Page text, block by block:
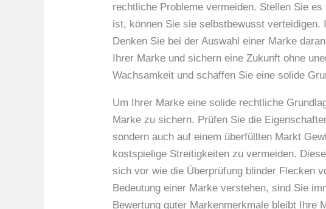
rechtliche Probleme vermeiden. Stellen Sie
ist, können Sie sie selbstbewusst verteidigen.
Denken Sie bei der Auswahl einer Marke
Ihrer Marke und sichern eine Zukunft ohne
Wachsamkeit und schaffen Sie eine solide
Um Ihrer Marke eine solide rechtliche
Marke zu sichern. Prüfen Sie die
sondern auch auf einem überfüllten Markt
kostspielige Streitigkeiten zu vermeiden.
sich vor wie die Überprüfung blinder Flecken
Bedeutung einer Marke verstehen, sind Sie
Bewertung guter Markenmerkmale bleibt Ihre